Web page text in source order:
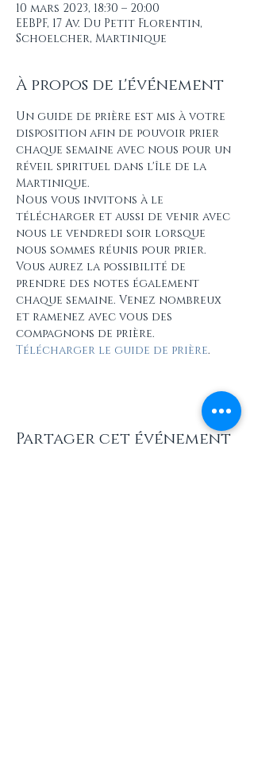
10 mars 2023, 18:30 – 20:00
EEBPF, 17 Av. Du Petit Florentin,
Schoelcher, Martinique
À propos de l'événement
Un guide de prière est mis à votre
disposition afin de pouvoir prier
chaque semaine avec nous pour un
réveil spirituel dans l'île de la
Martinique.
Nous vous invitons à le
télécharger et aussi de venir avec
nous le vendredi soir lorsque
nous sommes réunis pour prier.
Vous aurez la possibilité de
prendre des notes également
chaque semaine. Venez nombreux
et ramenez avec vous des
compagnons de prière.
Télécharger le guide de prière.
Partager cet événement